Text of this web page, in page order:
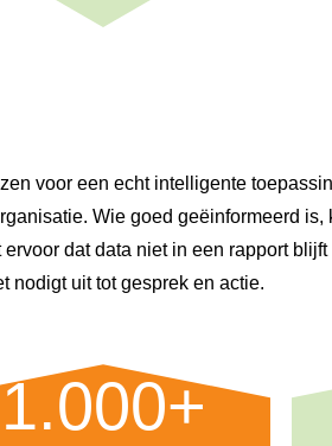
voor een echt intelligente
Wie goed geëinformeerd is,
dat data niet in een rapport
nodigt uit tot gesprek en actie.
1.000+